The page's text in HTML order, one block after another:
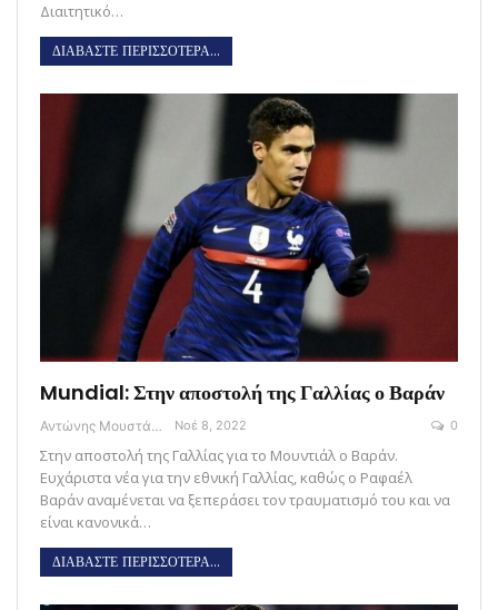
Διαιτητικό…
ΔΙΑΒΑΣΤΕ ΠΕΡΙΣΣΟΤΕΡΑ...
Mundial: Στην αποστολή της Γαλλίας ο Βαράν
Αντώνης Μουστάκας Νοέ 8, 2022 0
Στην αποστολή της Γαλλίας για το Μουντιάλ ο Βαράν.
Ευχάριστα νέα για την εθνική Γαλλίας, καθώς ο Ραφαέλ
Βαράν αναμένεται να ξεπεράσει τον τραυματισμό του και να
είναι κανονικά…
ΔΙΑΒΑΣΤΕ ΠΕΡΙΣΣΟΤΕΡΑ...